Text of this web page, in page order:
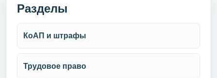
Разделы
КоАП и штрафы
Трудовое право